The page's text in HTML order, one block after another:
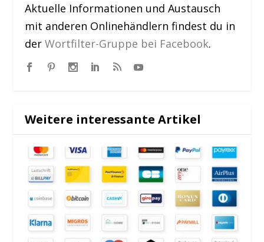
Aktuelle Informationen und Austausch
mit anderen Onlinehändlern findest du in
derWortfilter-Gruppe bei Facebook.
Weitere interessante Artikel